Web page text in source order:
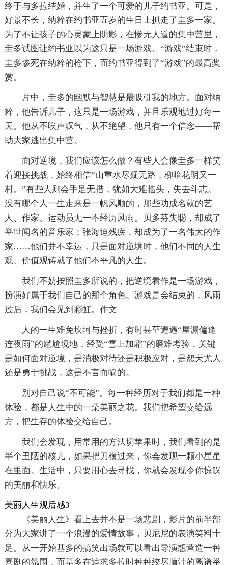
终于与多拉结婚，并生了一个可爱的儿子约书亚。可是，
好景不长，纳粹在约书亚五岁的生日上抓走了圭多一家。
为了不让孩子的心灵蒙上阴影，在惨无人道的集中营里，
圭多试图让约书亚以为这只是一场游戏。“游戏”结束时，
圭多惨死在纳粹的枪下，而约书亚得到了“游戏”的最高奖
赏。
片中，圭多的幽默与智慧是最吸引我的地方。面对纳
粹，他告诉儿子，这只是一场游戏，并且乐观地过好每一
天。他从不唉声叹气，从不绝望，他只有一个信念——帮
助大家逃出集中营。
面对逆境，我们应该怎么做？有些人会像圭多一样笑
着迎接挑战，始终相信“山重水尽疑无路，柳暗花明又一
村。”有些人则会手足无措，犹如大难临头，失去斗志。
没有哪个人一生走来是一帆风顺的，那些功成名就的艺
人、作家、运动员无一不经历风雨。贝多芬失聪，却成了
举世闻名的音乐家；张海迪残疾，却成为了一名伟大的作
家……他们并不幸运，只是面对逆境时，他们不同的人生
观、价值观铸就了他们不平凡的人生。
我们不妨按照圭多所说的，把逆境看作是一场游戏，
扮演好属于我们自己的那个角色。游戏是会结束的，风雨
过后，我们会见到彩虹。作文
人的一生难免坎坷与挫折，有时甚至遭遇“屋漏偏逢
连夜雨”的尴尬境地，经受“雪上加霜”的磨难考验，关键
是如何面对逆境，是消极对待还是积极应对，是怨天尤人
还是勇于挑战，这是不言而喻的。
别对自己说“不可能”。每一种经历对于我们都是一种
体验，都是人生中的一朵美丽之花。我们把希望交给远
方，把生存的体验交给自己。
我们会发现，用常用的方法切苹果时，我们看到的是
半个丑陋的核儿，如果把刀横过来，你会发现一颗小星星
在里面。生活中，只要用心去寻找，你就会发现令你惊叹
的美丽和快乐。
美丽人生观后感3
《美丽人生》看上去并不是一场悲剧，影片的前半部
分为大家讲了一个浪漫的爱情故事，贝尼尼的表演笑料十
足。从一开始基多的搞笑出场就可以看出导演想营造一种
喜剧的氛围，而基多在追求多拉时种种绞尽脑汁的离谱举